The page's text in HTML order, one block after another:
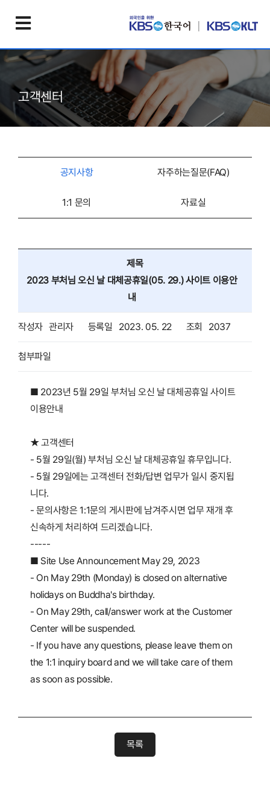
고객센터
공지사항 자주하는질문(FAQ)
1:1 문의 자료실
제목
2023 부처님 오신 날 대체공휴일(05. 29.) 사이트 이용안
내
작성자 관리자 등록일 2023. 05. 22 조회 2037
첨부파일
■ 2023년 5월 29일 부처님 오신 날 대체공휴일 사이트
이용안내
★ 고객센터
- 5월 29일(월) 부처님 오신 날 대체공휴일 휴무입니다.
- 5월 29일에는 고객센터 전화/답변 업무가 일시 중지됩
니다.
- 문의사항은 1:1문의 게시판에 남겨주시면 업무 재개 후
신속하게 처리하여 드리겠습니다.
-----
■ Site Use Announcement May 29, 2023
- On May 29th (Monday) is closed on alternative
holidays on Buddha's birthday.
- On May 29th, call/answer work at the Customer
Center will be suspended.
- If you have any questions, please leave them on
the 1:1 inquiry board and we will take care of them
as soon as possible.
목록